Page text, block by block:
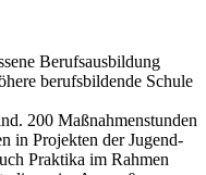
Berufsausbildung
berufsbildende Schule
200 Maßnahmenstunden
in Projekten der Jugend-
Praktika im Rahmen